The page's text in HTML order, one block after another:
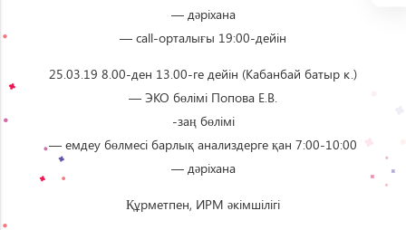
— дәріхана
— сall-орталығы 19:00-дейін
25.03.19 8.00-ден 13.00-ге дейін (Кабанбай батыр к.)
— ЭКО бөлімі Попова Е.В.
-заң бөлімі
— емдеу бөлмесі барлық анализдерге қан 7:00-10:00
— дәріхана
Құрметпен, ИРМ әкімшілігі